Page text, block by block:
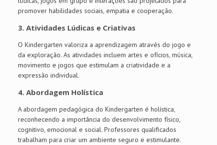
promover habilidades sociais, empatia e cooperação.
3. Atividades Lúdicas e Criativas
O Kindergarten valoriza a aprendizagem através do jogo e
da exploração. As atividades incluem artes e ofícios, música,
movimento e jogos que estimulam a criatividade e a
expressão individual.
4. Abordagem Holística
A abordagem pedagógica do Kindergarten é holística,
reconhecendo a importância do desenvolvimento físico,
cognitivo, emocional e social. Professores qualificados
trabalham para criar um ambiente seguro e estimulante.